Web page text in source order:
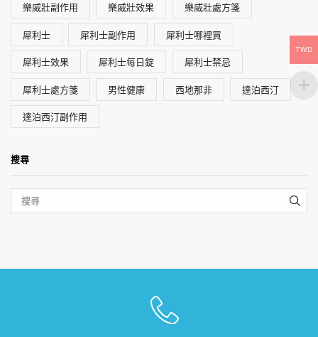
樂威壯副作用 樂威壯效果 樂威壯處方箋
犀利士 犀利士副作用 犀利士哪裡買
犀利士效果 犀利士每日錠 犀利士禁忌
犀利士處方箋 男性健康 西地那非 達泊西汀
達泊西汀副作用
搜尋
TWD